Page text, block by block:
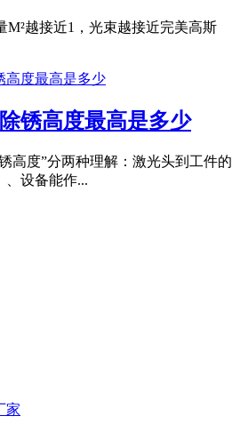
M²越接近1，光束越接近完美高斯
锈高度最高是多少
高度”分两种理解：激光头到工件的
、设备能作...
家